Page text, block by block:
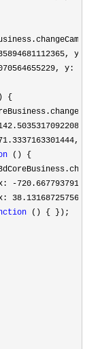
y:
y:
{
y:
() {
-
() { });